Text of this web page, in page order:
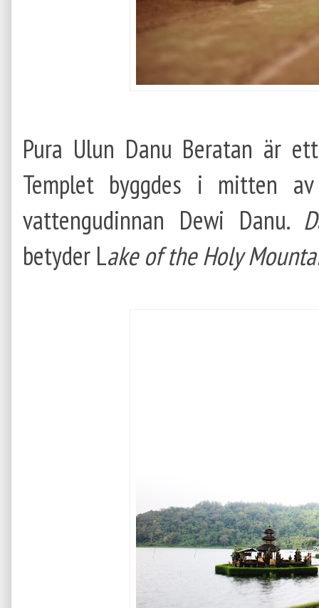
Pura Ulun Danu Beratan är
Templet byggdes i mitten
vattengudinnan Dewi Danu.
betyder Lake of the Holy